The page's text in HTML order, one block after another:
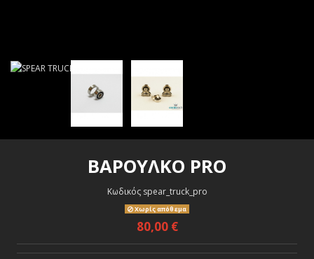
ΒΑΡΟΥΛΚΟ PRO
Κωδικός spear_truck_pro
Χωρίς απόθεμα
80,00 €